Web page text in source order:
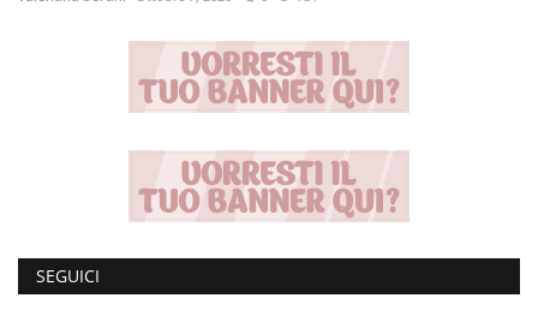
Volgo Academy
Recensioni
SEGUICI